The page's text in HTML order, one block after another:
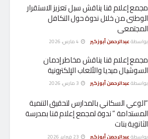
مجمع إعلام قنا يناقش سبل تعزيز الاستقرار
الوطنى من خلال ندوة حول التكافل
المجتمعى
بواسطةعبدالرحمن أبوزكير
مجمع إعلام قنا يناقش مخاطر إدمان
السوشيال ميديا والألعاب الإلكترونية
بواسطةعبدالرحمن أبوزكير
“الوعي السكاني بالمدارس لتحقيق التنمية
المستدامة ” ندوة لمجمع إعلام قنا بمدرسة
الثانوية بنات
بواسطةعبدالرحمن أبوزكير